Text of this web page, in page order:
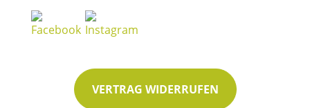
VERTRAG WIDERRUFEN